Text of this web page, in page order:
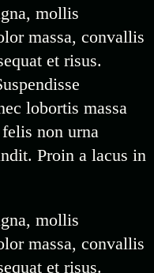
mollis
massa, convallis
et risus.
lobortis massa
non urna
Proin a lacus in
mollis
massa, convallis
et risus.